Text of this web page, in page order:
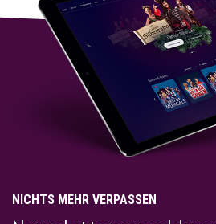
NICHTS MEHR VERPASSEN